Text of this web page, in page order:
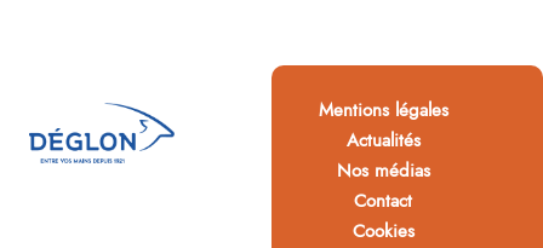
Mentions légales
Actualités
Nos médias
Contact
Cookies